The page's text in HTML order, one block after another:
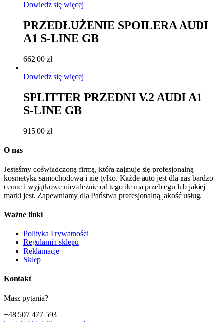
Dowiedz się więcej
PRZEDŁUŻENIE SPOILERA AUDI
A1 S-LINE GB
662,00 zł
Dowiedz się więcej
SPLITTER PRZEDNI V.2 AUDI A1
S-LINE GB
915,00 zł
O nas
Jesteśmy doświadczoną firmą, która zajmuje się profesjonalną
kosmetyką samochodową i nie tylko. Każde auto jest dla nas bardzo
cenne i wyjątkowe niezależnie od tego ile ma przebiegu lub jakiej
marki jest. Zapewniamy dla Państwa profesjonalną jakość usług.
Ważne linki
Polityka Prywatności
Regulamin sklepu
Reklamacje
Sklep
Kontakt
Masz pytania?
+48 507 477 593